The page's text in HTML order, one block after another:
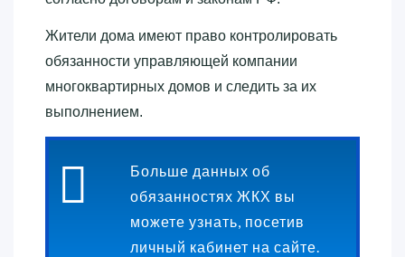
Жители дома имеют право контролировать
обязанности управляющей компании
многоквартирных домов и следить за их
выполнением.
Больше данных об
обязанностях ЖКХ вы
можете узнать, посетив
личный кабинет на сайте.